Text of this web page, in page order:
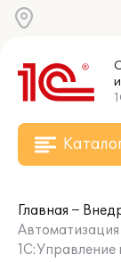
Главная
1С:Управление